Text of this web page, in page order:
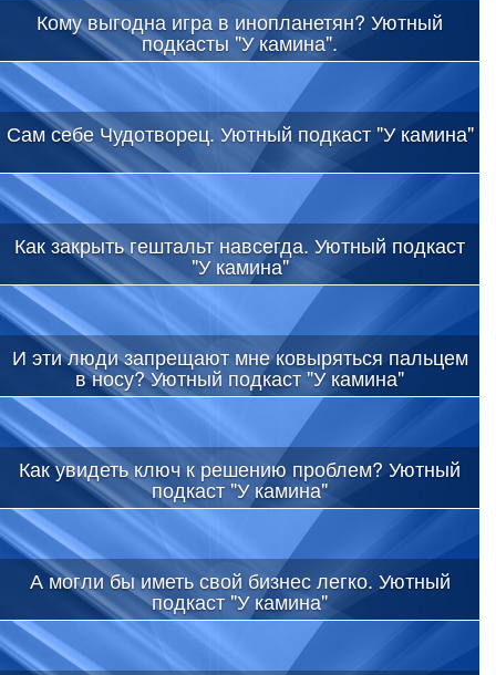
Кому выгодна игра в инопланетян? Уютный
подкасты "У камина".
Сам себе Чудотворец. Уютный подкаст "У камина"
Как закрыть гештальт навсегда. Уютный подкаст
"У камина"
И эти люди запрещают мне ковыряться пальцем
в носу? Уютный подкаст "У камина"
Как увидеть ключ к решению проблем? Уютный
подкаст "У камина"
А могли бы иметь свой бизнес легко. Уютный
подкаст "У камина"